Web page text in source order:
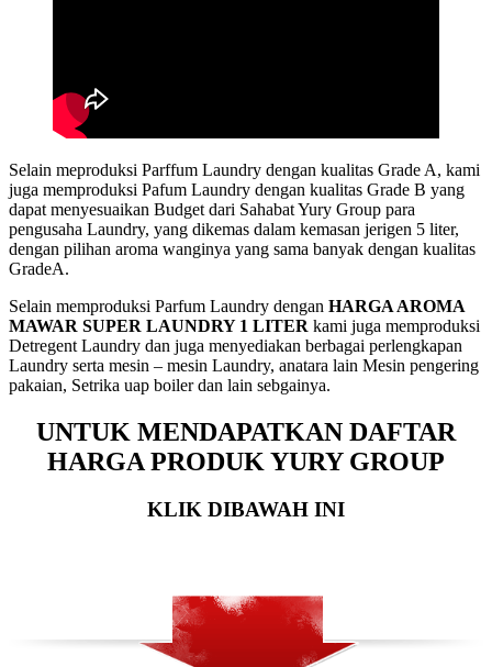
Selain meproduksi Parffum Laundry dengan kualitas Grade A, kami
juga memproduksi Pafum Laundry dengan kualitas Grade B yang
dapat menyesuaikan Budget dari Sahabat Yury Group para
pengusaha Laundry, yang dikemas dalam kemasan jerigen 5 liter,
dengan pilihan aroma wanginya yang sama banyak dengan kualitas
GradeA.
Selain memproduksi Parfum Laundry dengan HARGA AROMA
MAWAR SUPER LAUNDRY 1 LITER kami juga memproduksi
Detregent Laundry dan juga menyediakan berbagai perlengkapan
Laundry serta mesin – mesin Laundry, anatara lain Mesin pengering
pakaian, Setrika uap boiler dan lain sebgainya.
UNTUK MENDAPATKAN DAFTAR
HARGA PRODUK YURY GROUP
KLIK DIBAWAH INI